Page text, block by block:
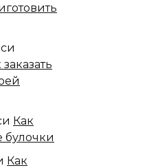
Как
булочки
Как